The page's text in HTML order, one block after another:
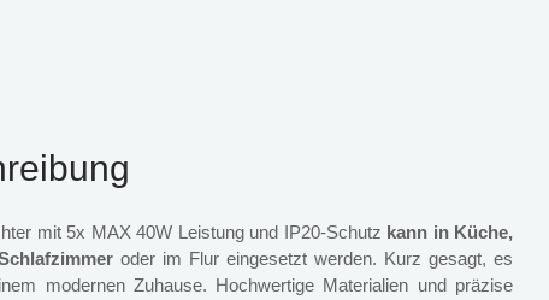
mit 5x MAX 40W Leistung und IP20-Schutz kann in Küche,
oder im Flur eingesetzt werden. Kurz gesagt, es
modernen Zuhause. Hochwertige Materialien und präzise